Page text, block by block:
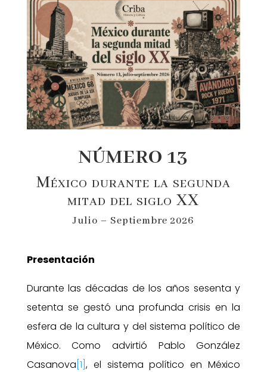
NÚMERO 13
México durante la segunda
mitad del siglo XX
Julio – Septiembre 2026
Presentación
Durante las décadas de los años sesenta y
setenta se gestó una profunda crisis en la
esfera de la cultura y del sistema político de
México. Como advirtió Pablo González
Casanova [1] , el sistema político en México